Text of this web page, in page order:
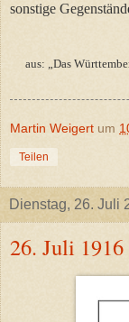
sonstige
aus: „Das
Martin Weigert um
Teilen
Dienstag, 26. Juli
26. Juli 1916